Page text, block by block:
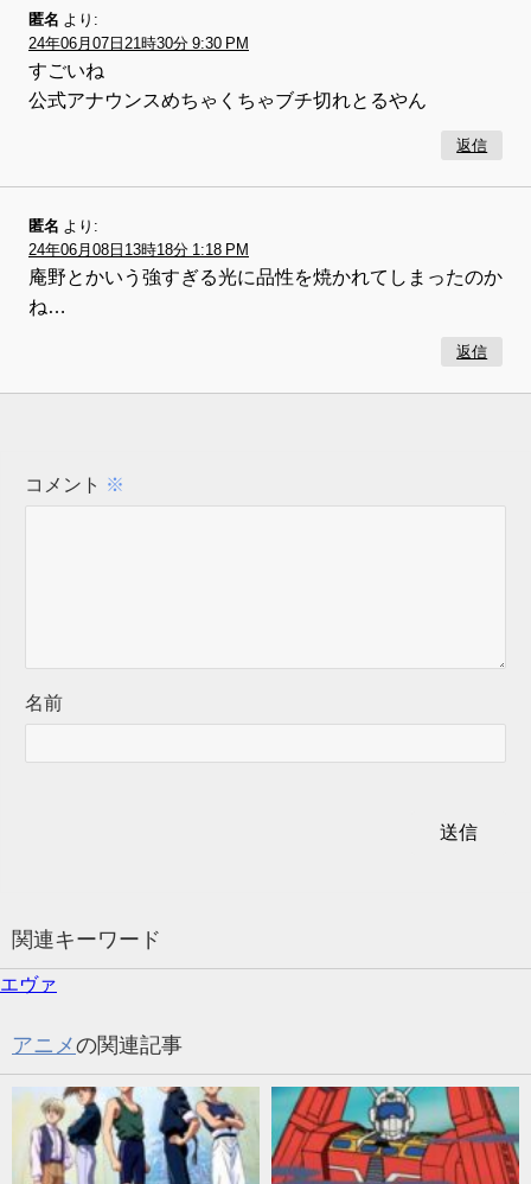
匿名 より:
24年06月07日21時30分 9:30 PM
すごいね
公式アナウンスめちゃくちゃブチ切れとるやん
返信
匿名 より:
24年06月08日13時18分 1:18 PM
庵野とかいう強すぎる光に品性を焼かれてしまったのか
ね…
返信
コメント ※
名前
関連キーワード
エヴァ
アニメの関連記事